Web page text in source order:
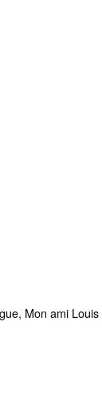
Mon ami Louis